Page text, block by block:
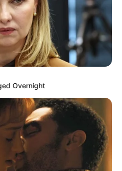
CƏMİYYƏT
DİQQƏTİNƏ!7
00:00-dan
Overnight